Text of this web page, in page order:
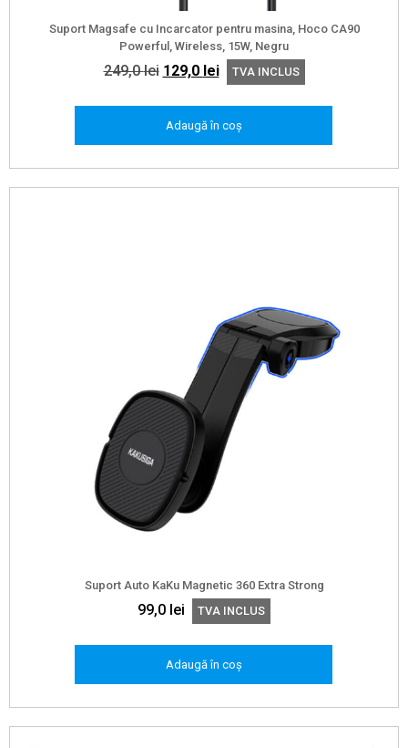
Suport Magsafe cu Incarcator pentru masina, Hoco CA90
Powerful, Wireless, 15W, Negru
249,0lei Prețul
fost:
129,0 leiPrețul
curent
129,0 lei.
TVA INCLUS
Adaugă în coș
Suport Auto KaKu Magnetic 360 Extra Strong
99,0 lei TVA INCLUS
Adaugă în coș